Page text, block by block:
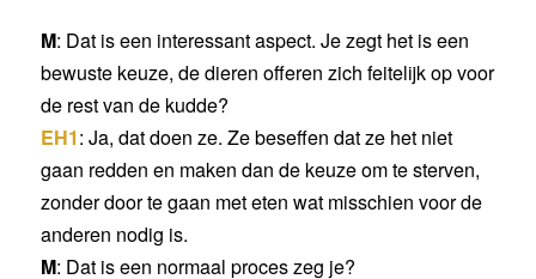
M: Dat is een interessant aspect. Je zegt het is een
bewuste keuze, de dieren offeren zich feitelijk op voor
de rest van de kudde?
EH1: Ja, dat doen ze. Ze beseffen dat ze het niet
gaan redden en maken dan de keuze om te sterven,
zonder door te gaan met eten wat misschien voor de
anderen nodig is.
M: Dat is een normaal proces zeg je?